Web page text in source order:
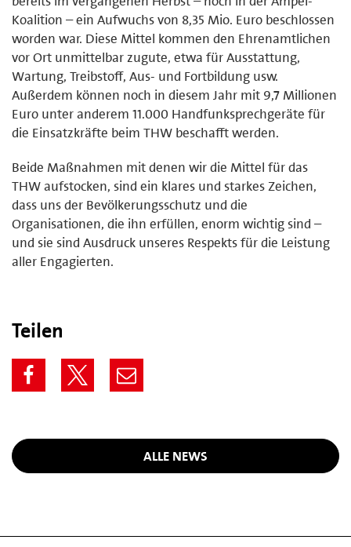
Koalition – ein Aufwuchs von 8,35 Mio. Euro beschlossen
worden war. Diese Mittel kommen den Ehrenamtlichen
vor Ort unmittelbar zugute, etwa für Ausstattung,
Wartung, Treibstoff, Aus- und Fortbildung usw.
Außerdem können noch in diesem Jahr mit 9,7 Millionen
Euro unter anderem 11.000 Handfunksprechgeräte für
die Einsatzkräfte beim THW beschafft werden.
Beide Maßnahmen mit denen wir die Mittel für das
THW aufstocken, sind ein klares und starkes Zeichen,
dass uns der Bevölkerungsschutz und die
Organisationen, die ihn erfüllen, enorm wichtig sind –
und sie sind Ausdruck unseres Respekts für die Leistung
aller Engagierten.
Teilen
ALLE NEWS